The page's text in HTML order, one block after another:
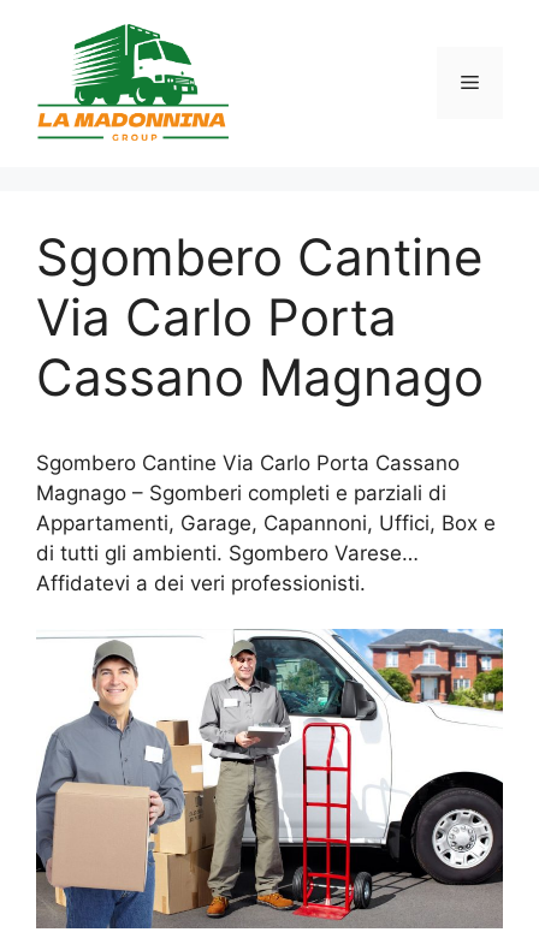
contenuto
Menu
Sgombero Cantine
Via Carlo Porta
Cassano Magnago
Sgombero Cantine Via Carlo Porta Cassano
Magnago – Sgomberi completi e parziali di
Appartamenti, Garage, Capannoni, Uffici, Box e
di tutti gli ambienti. Sgombero Varese…
Affidatevi a dei veri professionisti.